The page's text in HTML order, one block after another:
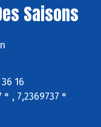
Saisons
16
, 7,2369737 °